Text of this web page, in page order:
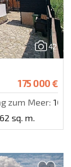
42
175 000 €
zum Meer:
sq. m.